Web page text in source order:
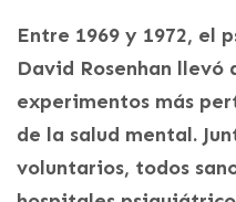
Entre 1969 y 1972, el
David Rosenhan llevó
experimentos más
de la salud mental.
voluntarios, todos